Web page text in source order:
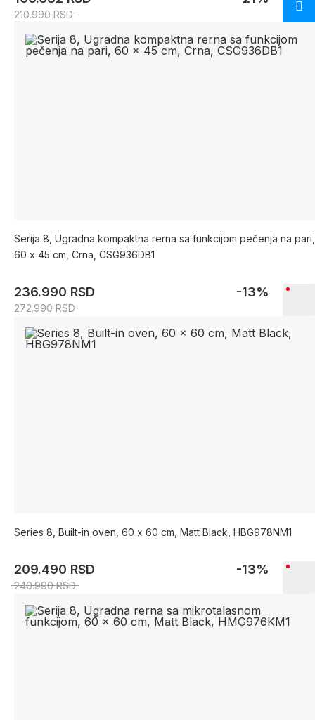
210.990 RSD
Serija 8, Ugradna kompaktna rerna sa funkcijom pečenja na pari,
60 x 45 cm, Crna, CSG936DB1
236.990 RSD
272.990 RSD
-13%
Series 8, Built-in oven, 60 x 60 cm, Matt Black, HBG978NM1
209.490 RSD
240.990 RSD
-13%